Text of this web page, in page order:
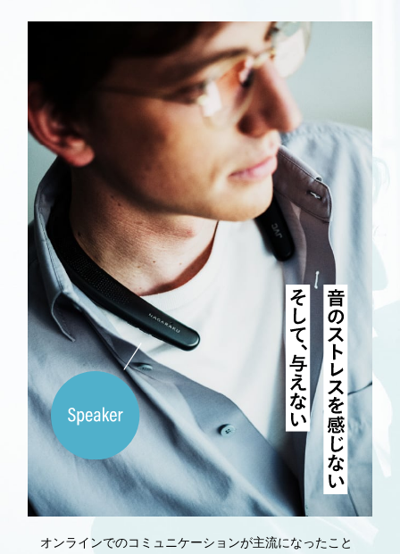
オンラインでのコミュニケーションが主流になったこと